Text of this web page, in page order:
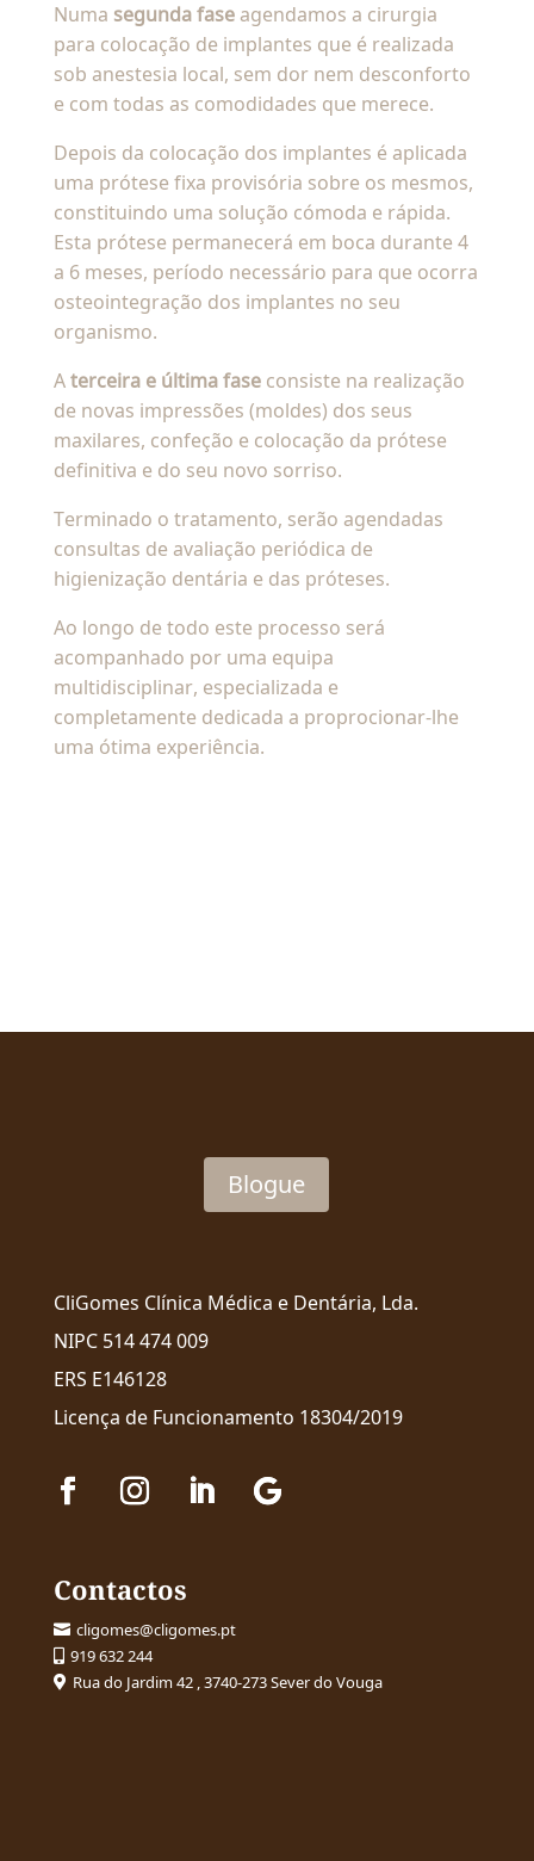
Numa segunda faseagendamos a cirurgia
para colocação de implantes que é realizada
sob anestesia local, sem dor nem desconforto
e com todas as comodidades que merece.
Depois da colocação dos implantes é aplicada
uma prótese fixa provisória sobre os mesmos,
constituindo uma solução cómoda e rápida.
Esta prótese permanecerá em boca durante 4
a 6 meses, período necessário para que ocorra
osteointegração dos implantes no seu
organismo.
Aterceira e última faseconsiste na realização
de novas impressões (moldes) dos seus
maxilares, confeção e colocação da prótese
definitiva e do seu novo sorriso.
Terminado o tratamento, serão agendadas
consultas de avaliação periódica de
higienização dentária e das próteses.
Ao longo de todo este processo será
acompanhado por uma equipa
multidisciplinar, especializada e
completamente dedicada a proprocionar-lhe
uma ótima experiência.
Blogue
CliGomes Clínica Médica e Dentária, Lda.
NIPC 514 474 009
ERS E146128
Licença de Funcionamento 18304/2019
Contactos
 cligomes@cligomes.pt
 919 632 244
 Rua do Jardim 42 , 3740-273 Sever do Vouga